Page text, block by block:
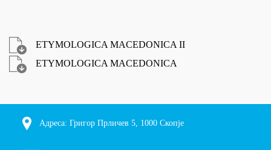
ETYMOLOGICA MACEDONICA II
ETYMOLOGICA MACEDONICA
Адреса: Григор Прличев 5, 1000 Скопје